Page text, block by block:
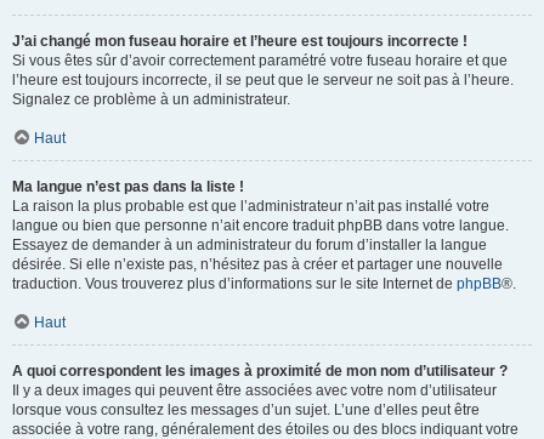
J’ai changé mon fuseau horaire et l’heure est toujours incorrecte !
Si vous êtes sûr d’avoir correctement paramétré votre fuseau horaire et que
l’heure est toujours incorrecte, il se peut que le serveur ne soit pas à l’heure.
Signalez ce problème à un administrateur.
Haut
Ma langue n’est pas dans la liste !
La raison la plus probable est que l’administrateur n’ait pas installé votre
langue ou bien que personne n’ait encore traduit phpBB dans votre langue.
Essayez de demander à un administrateur du forum d’installer la langue
désirée. Si elle n’existe pas, n’hésitez pas à créer et partager une nouvelle
traduction. Vous trouverez plus d’informations sur le site Internet de phpBB®.
Haut
A quoi correspondent les images à proximité de mon nom d’utilisateur ?
Il y a deux images qui peuvent être associées avec votre nom d’utilisateur
lorsque vous consultez les messages d’un sujet. L’une d’elles peut être
associée à votre rang, généralement des étoiles ou des blocs indiquant votre